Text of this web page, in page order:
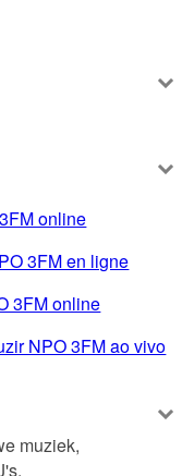
online
3FM en ligne
3FM online
NPO 3FM ao vivo
muziek,